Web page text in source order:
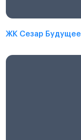
ЖК Сезар Будущее